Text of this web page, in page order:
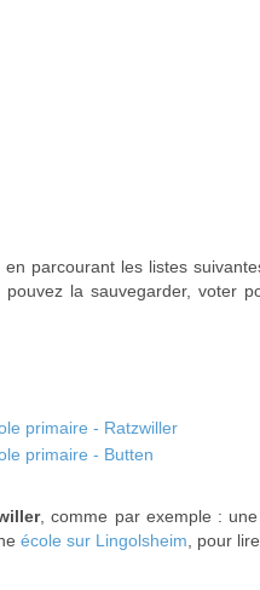
parcourant les listes
la sauvegarder, voter
primaire - Ratzwiller
primaire - Butten
, comme par exemple :
école sur Lingolsheim , pour